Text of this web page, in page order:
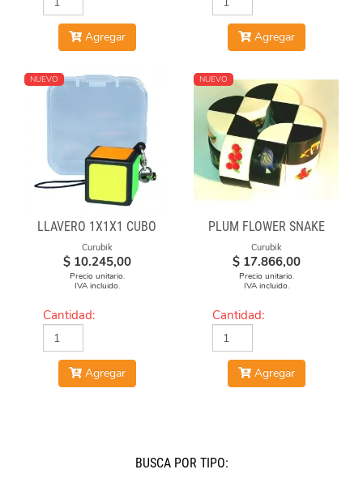
Agregar Agregar
NUEVO
LLAVERO 1X1X1 CUBO
Curubik
$ 10.245,00
Precio unitario.
IVA incluido.
Cantidad:
Agregar
NUEVO
PLUM FLOWER SNAKE
Curubik
$ 17.866,00
Precio unitario.
IVA incluido.
Cantidad:
Agregar
BUSCÁ POR TIPO: